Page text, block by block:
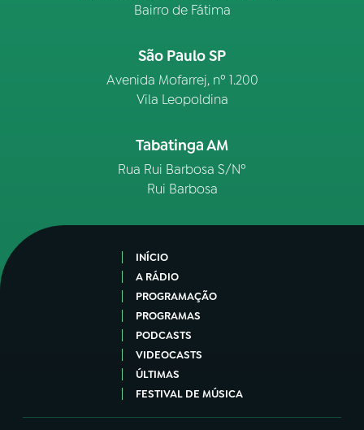
Bairro de Fátima
São Paulo SP
Avenida Mofarrej, nº 1.200
Vila Leopoldina
Tabatinga AM
Rua Rui Barbosa S/Nº
Rui Barbosa
INÍCIO
A RÁDIO
PROGRAMAÇÃO
PROGRAMAS
PODCASTS
VIDEOCASTS
ÚLTIMAS
FESTIVAL DE MÚSICA